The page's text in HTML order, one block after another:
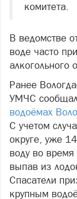
комитета.
В ведомстве
воде часто
алкогольного
Ранее
УМЧС
водоёмах
С учетом
округе, уже
воду во
выпав из
Спасатели
крупным